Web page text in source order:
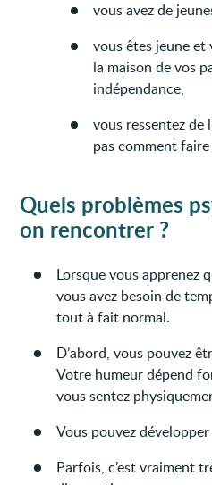
vous avez de
vous êtes jeune
la maison de vos
indépendance,
vous ressentez de
pas comment
Quels problèmes
on rencontrer ?
Lorsque vous apprenez
vous avez besoin de
tout à fait normal.
D’abord, vous pouvez
Votre humeur dépend
vous sentez
Vous pouvez
Parfois, c’est vraiment